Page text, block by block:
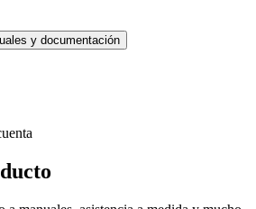
y documentación